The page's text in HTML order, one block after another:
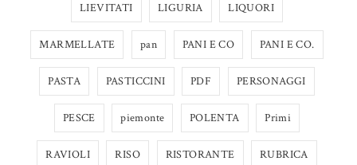
LIEVITATI LIGURIA LIQUORI
MARMELLATE pan PANI E CO PANI E CO.
PASTA PASTICCINI PDF PERSONAGGI
PESCE piemonte POLENTA Primi
RAVIOLI RISO RISTORANTE RUBRICA